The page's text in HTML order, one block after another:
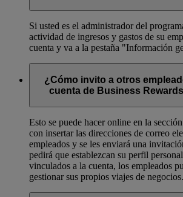
Si usted es el administrador del
actividad de ingresos y gastos de su
cuenta y va a la pestaña "Información
¿Cómo invito a otros
cuenta de Business
Esto se puede hacer online en la
con insertar las direcciones de correo
empleados y se les enviará una
pedirá que establezcan su perfil
vinculados a la cuenta, los empleados
gestionar sus propios viajes de negocios.